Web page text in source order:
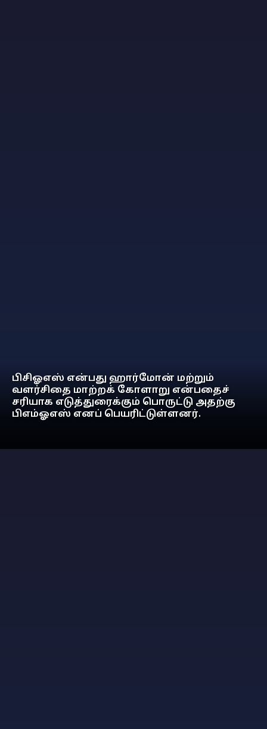
பிசிஓஎஸ் என்பது ஹார்மோன் மற்றும்
வளர்சிதை மாற்றக் கோளாறு என்பதைச்
சரியாக எடுத்துரைக்கும் பொருட்டு அதற்கு
பிஎம்ஓஎஸ் எனப் பெயரிட்டுள்ளனர்.